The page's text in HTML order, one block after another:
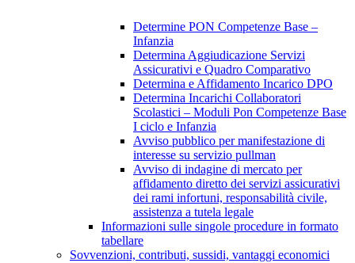
Determine PON Competenze Base –
Infanzia
Determina Aggiudicazione Servizi
Assicurativi e Quadro Comparativo
Determina e Affidamento Incarico DPO
Determina Incarichi Collaboratori
Scolastici – Moduli Pon Competenze Base
I ciclo e Infanzia
Avviso pubblico per manifestazione di
interesse su servizio pullman
Avviso di indagine di mercato per
affidamento diretto dei servizi assicurativi
dei rami infortuni, responsabilità civile,
assistenza a tutela legale
Informazioni sulle singole procedure in formato
tabellare
Sovvenzioni, contributi, sussidi, vantaggi economici